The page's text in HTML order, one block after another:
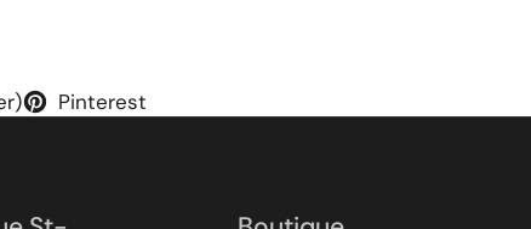
Pinterest